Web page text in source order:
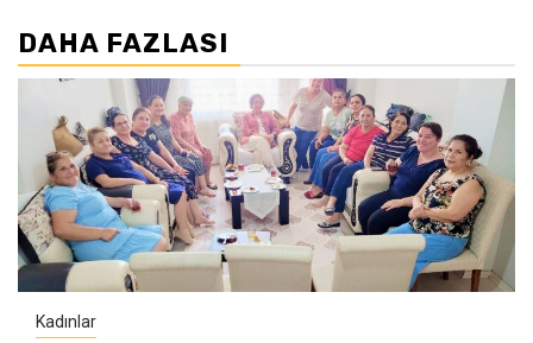
DAHA FAZLASI
Kadınlar